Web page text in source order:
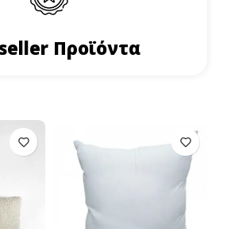
Προϊόντα